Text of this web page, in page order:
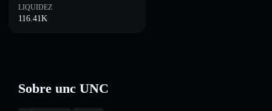
LIQUIDEZ
116.41K
Sobre unc UNC